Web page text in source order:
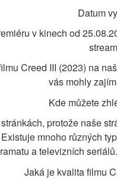
Datum
v kinech od
Creed III (2023) na
vás mohly
Kde můžete
protože naše
mnoho různých
a televizních
Jaká je kvalita filmu